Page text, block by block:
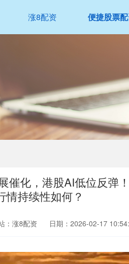
涨8配资 便捷股票
催化，港股AI低位反弹
情持续性如何？
：涨8配资 日期：2026-02-17